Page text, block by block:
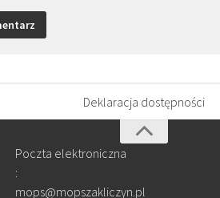
Deklaracja dostępności
Poczta elektroniczna
:
mops@mopszakliczyn.pl